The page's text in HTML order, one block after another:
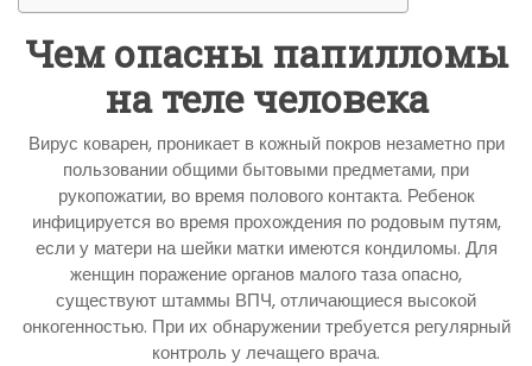
Чем опасны папилломы
на теле человека
Вирус коварен, проникает в кожный покров незаметно при
пользовании общими бытовыми предметами, при
рукопожатии, во время полового контакта. Ребенок
инфицируется во время прохождения по родовым путям,
если у матери на шейки матки имеются кондиломы. Для
женщин поражение органов малого таза опасно,
существуют штаммы ВПЧ, отличающиеся высокой
онкогенностью. При их обнаружении требуется регулярный
контроль у лечащего врача.